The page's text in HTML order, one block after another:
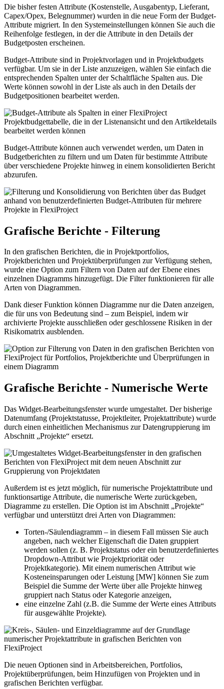
Die bisher festen Attribute (Kostenstelle, Ausgabentyp, Lieferant,
Capex/Opex, Belegnummer) wurden in die neue Form der Budget-
Attribute migriert. In den Systemeinstellungen können Sie auch die
Reihenfolge festlegen, in der die Attribute in den Details der
Budgetposten erscheinen.
Budget-Attribute sind in Projektvorlagen und in Projektbudgets
verfügbar. Um sie in der Liste anzuzeigen, wählen Sie einfach die
entsprechenden Spalten unter der Schaltfläche Spalten aus. Die
Werte können sowohl in der Liste als auch in den Details der
Budgetpositionen bearbeitet werden.
Budget-Attribute können auch verwendet werden, um Daten in
Budgetberichten zu filtern und um Daten für bestimmte Attribute
über verschiedene Projekte hinweg in einem konsolidierten Bericht
abzurufen.
Grafische Berichte - Filterung
In den grafischen Berichten, die in Projektportfolios,
Projektberichten und Projektüberprüfungen zur Verfügung stehen,
wurde eine Option zum Filtern von Daten auf der Ebene eines
einzelnen Diagramms hinzugefügt. Die Filter funktionieren für alle
Arten von Diagrammen.
Dank dieser Funktion können Diagramme nur die Daten anzeigen,
die für uns von Bedeutung sind – zum Beispiel, indem wir
archivierte Projekte ausschließen oder geschlossene Risiken in der
Risikomatrix ausblenden.
Grafische Berichte - Numerische Werte
Das Widget-Bearbeitungsfenster wurde umgestaltet. Der bisherige
Datenumfang (Projektstatusse, Projektleiter, Projektattribute) wurde
durch einen einheitlichen Mechanismus zur Datengruppierung im
Abschnitt „Projekte“ ersetzt.
Außerdem ist es jetzt möglich, für numerische Projektattribute und
funktionsartige Attribute, die numerische Werte zurückgeben,
Diagramme zu erstellen. Die Option ist im Abschnitt „Projekte“
verfügbar und unterstützt drei Arten von Diagrammen:
Torten-/Säulendiagramm – in diesem Fall müssen Sie auch
angeben, nach welcher Eigenschaft die Daten gruppiert
werden sollen (z. B. Projektstatus oder ein benutzerdefiniertes
Dropdown-Attribut wie Projektpriorität oder
Projektkategorie). Mit einem numerischen Attribut wie
Kosteneinsparungen oder Leistung [MW] können Sie zum
Beispiel die Summe der Werte über alle Projekte hinweg
gruppiert nach Status oder Kategorie anzeigen,
eine einzelne Zahl (z.B. die Summe der Werte eines Attributs
für ausgewählte Projekte).
Die neuen Optionen sind in Arbeitsbereichen, Portfolios,
Projektüberprüfungen, beim Hinzufügen von Projekten und in
grafischen Berichten verfügbar.